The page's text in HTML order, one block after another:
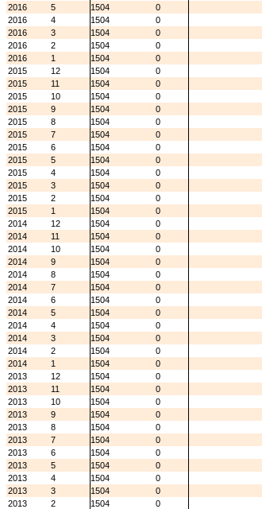
2016
5 1504
0
2016
4 1504
0
2016
3 1504
0
2016
2 1504
0
2016
1 1504
0
2015
12 1504
0
2015
11 1504
0
2015
10 1504
0
2015
9 1504
0
2015
8 1504
0
2015
7 1504
0
2015
6 1504
0
2015
5 1504
0
2015
4 1504
0
2015
3 1504
0
2015
2 1504
0
2015
1 1504
0
2014
12 1504
0
2014
11 1504
0
2014
10 1504
0
2014
9 1504
0
2014
8 1504
0
2014
7 1504
0
2014
6 1504
0
2014
5 1504
0
2014
4 1504
0
2014
3 1504
0
2014
2 1504
0
2014
1 1504
0
2013
12 1504
0
2013
11 1504
0
2013
10 1504
0
2013
9 1504
0
2013
8 1504
0
2013
7 1504
0
2013
6 1504
0
2013
5 1504
0
2013
4 1504
0
2013
3 1504
0
2013
2 1504
0